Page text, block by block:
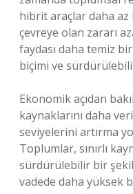
hibrit araçlar daha az
çevreye olan zararı
faydası daha temiz
biçimi ve
Ekonomik açıdan
kaynaklarını daha
seviyelerini artırma
Toplumlar, sınırlı
sürdürülebilir bir
vadede daha yüksek